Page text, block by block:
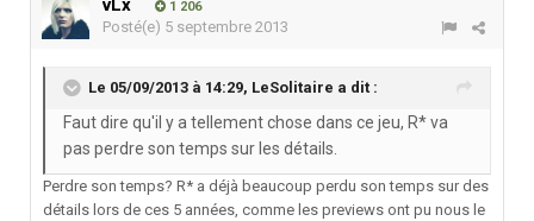
vLx 1 206
Posté(e) 5 septembre 2013
Le 05/09/2013 à 14:29, LeSolitaire a dit :
Faut dire qu'il y a tellement chose dans ce jeu, R* va
pas perdre son temps sur les détails.
Perdre son temps? R* a déjà beaucoup perdu son temps sur des
détails lors de ces 5 années, comme les previews ont pu nous le